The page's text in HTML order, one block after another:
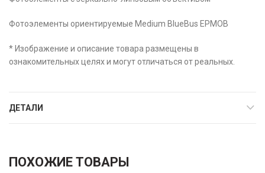
Фотоэлементы ориентируемые Medium BlueBus EPMOB
* Изображение и описание товара размещены в
ознакомительных целях и могут отличаться от реальных.
ДЕТАЛИ
ПОХОЖИЕ ТОВАРЫ